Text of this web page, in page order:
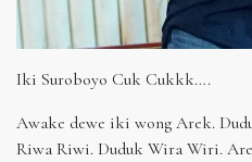
Iki Suroboyo Cuk Cukkk….
Awake dewe iki wong Arek.
Riwa Riwi. Duduk Wira Wiri.